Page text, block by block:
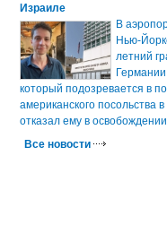
Израиле
В
Нью-
летний
который подозревается в
американского посольства
отказал ему в
Все новости